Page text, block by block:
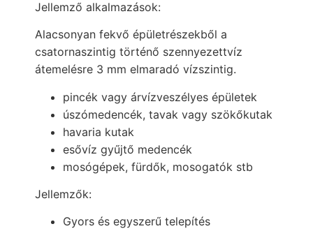
Jellemző alkalmazások:
Alacsonyan fekvő épületrészekből a
csatornaszintig történő szennyezettvíz
átemelésre 3 mm elmaradó vízszintig.
pincék vagy árvízveszélyes épületek
úszómedencék, tavak vagy szökőkutak
havaria kutak
esővíz gyűjtő medencék
mosógépek, fürdők, mosogatók stb
Jellemzők:
Gyors és egyszerű telepítés